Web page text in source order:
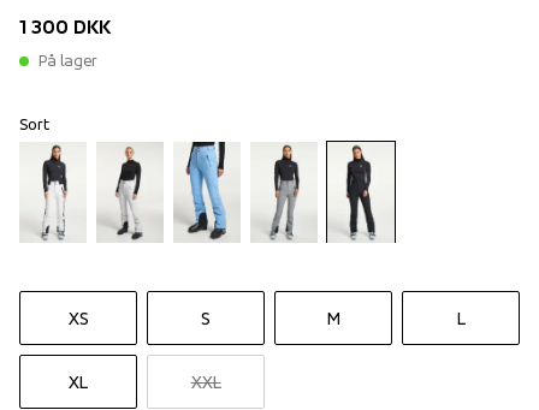
1 300 DKK
På lager
Sort
XS S M L
XL XXL